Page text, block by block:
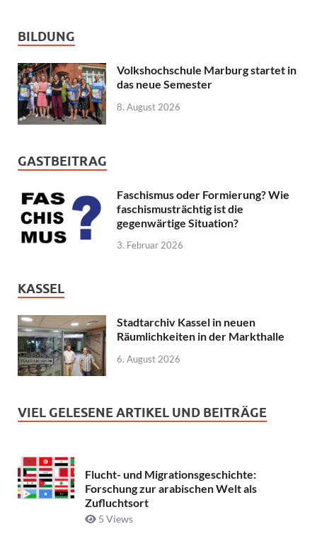
BILDUNG
Volkshochschule Marburg startet in
das neue Semester
8. August 2026
GASTBEITRAG
Faschismus oder Formierung? Wie
faschismusträchtig ist die
gegenwärtige Situation?
3. Februar 2026
KASSEL
Stadtarchiv Kassel in neuen
Räumlichkeiten in der Markthalle
6. August 2026
VIEL GELESENE ARTIKEL UND BEITRÄGE
Flucht- und Migrationsgeschichte:
Forschung zur arabischen Welt als
Zufluchtsort
5 Views